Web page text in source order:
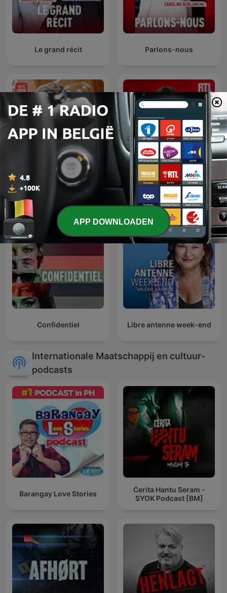
Le grand récit Parlons-nous
Peter Van de Veire & De
Un jour, une vie
Confidentiel Libre antenne week-end
Internationale Maatschappij en cultuur-
podcasts
Barangay Love Stories
Cerita Hantu Seram -
SYOK Podcast [BM]
APP DOWNLOADEN